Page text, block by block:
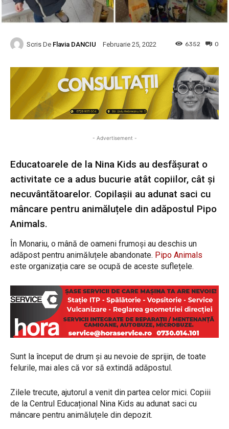
Scris De Flavia DANCIU Februarie 25, 2022 0
6352
- Advertisement -
Educatoarele de la Nina Kids au desfășurat o
activitate ce a adus bucurie atât copiilor, cât și
necuvântătoarelor. Copilașii au adunat saci cu
mâncare pentru animăluțele din adăpostul Pipo
Animals.
În Monariu, o mână de oameni frumoși au deschis un
adăpost pentru animăluțele abandonate. Pipo Animals
este organizația care se ocupă de aceste suflețele.
Sunt la început de drum și au nevoie de sprijin, de toate
felurile, mai ales că vor să extindă adăpostul.
Zilele trecute, ajutorul a venit din partea celor mici. Copiii
de la Centrul Educațional Nina Kids au adunat saci cu
mâncare pentru animăluțele din depozit.